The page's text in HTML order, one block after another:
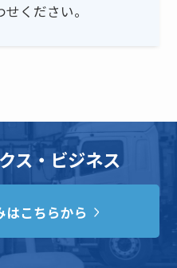
ください。
ス・ビジネス
はこちらから